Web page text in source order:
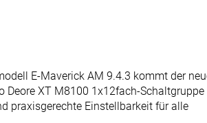
E-Maverick AM 9.4.3 kommt der
Deore XT M8100 1x12fach-
praxisgerechte Einstellbarkeit für alle